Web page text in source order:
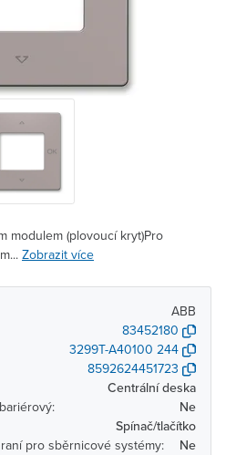
modulem (plovoucí kryt)Pro
Zobrazit více
ABB
83452180
3299T-A40100 244
8592624451723
Centrální deska
Ne
Spínač/tlačítko
pro sběrnicové systémy:
Ne